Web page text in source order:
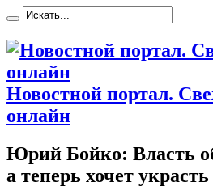
Новостной портал.
онлайн
Юрий Бойко: Власть
а теперь хочет